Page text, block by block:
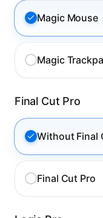
Magic Mouse
Magic
Final Cut Pro
Without Final
Final Cut Pro